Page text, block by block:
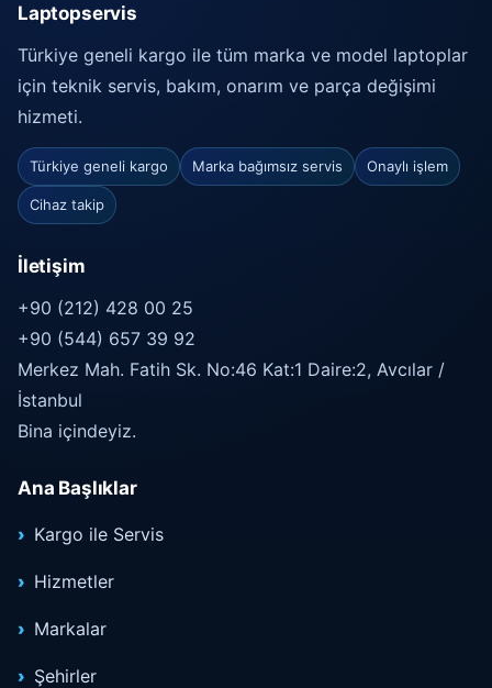
Laptopservis
Türkiye geneli kargo ile tüm marka ve model laptoplar
için teknik servis, bakım, onarım ve parça değişimi
hizmeti.
Türkiye geneli kargo Marka bağımsız servis Onaylı işlem
Cihaz takip
İletişim
+90 (212) 428 00 25
+90 (544) 657 39 92
Merkez Mah. Fatih Sk. No:46 Kat:1 Daire:2, Avcılar /
İstanbul
Bina içindeyiz.
Ana Başlıklar
Kargo ile Servis
Hizmetler
Markalar
Şehirler